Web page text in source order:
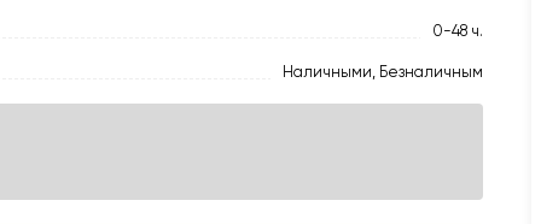
0-48 ч.
Наличными, Безналичным